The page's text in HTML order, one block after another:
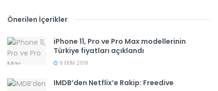
Önerilen İçerikler
iPhone 11, Pro ve Pro Max modellerinin
Türkiye fiyatları açıklandı
9 EKIM 2019
IMDB’den Netflix’e Rakip: Freedive